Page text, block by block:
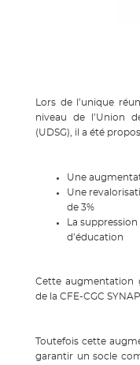
Lors de l’unique
niveau de l’Union
(UDSG), il a été
Une
Une
de 3%
La
d’éducation
Cette augmentation
de la CFE-CGC
Toutefois cette
garantir un socle